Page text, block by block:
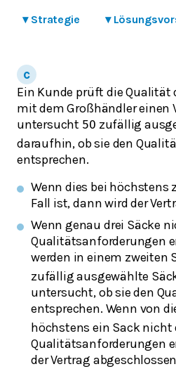
▾ Strategie ▾
Ein Kunde prüft die Qualität
mit dem Großhändler einen
untersucht 50 zufällig
daraufhin, ob sie den
entsprechen.
Wenn dies bei höchstens
Fall ist, dann wird der
Wenn genau drei Säcke
Qualitätsanforderungen
werden in einem zweiten
zufällig ausgewählte
untersucht, ob sie den
entsprechen. Wenn von
höchstens ein Sack nicht
Qualitätsanforderungen
der Vertrag